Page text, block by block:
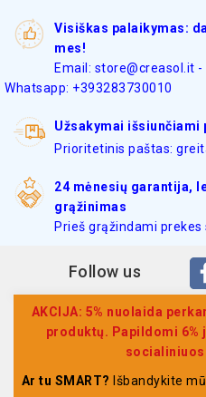
Visiškas palaikymas:
mes!
Email: store@creasol.it
Whatsapp: +393283730010
Užsakymai išsiunčiami
Prioritetinis paštas:
24 mėnesių garantija,
grąžinimas
Prieš grąžindami
Follow us
AKCIJA: 5% nuolaida
produktų. Papildomi
Ar tu SMART? Išbandykite